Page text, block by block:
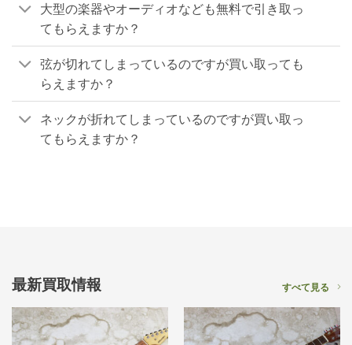
大型の楽器やオーディオなども無料で引き取っ
てもらえますか？
弦が切れてしまっているのですが買い取っても
らえますか？
ネックが折れてしまっているのですが買い取っ
てもらえますか？
最新買取情報 すべて見る